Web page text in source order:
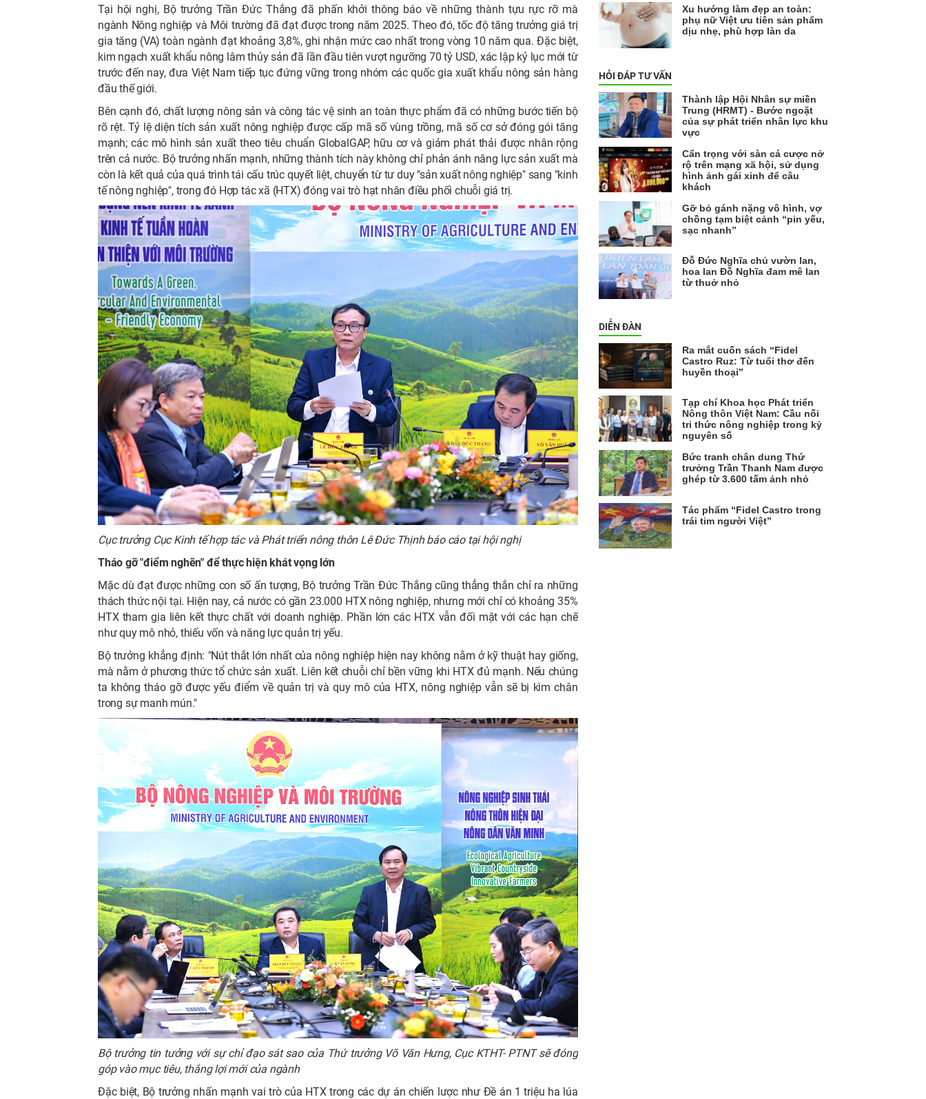
Tại hội nghị, Bộ trưởng Trần Đức Thắng đã phấn khởi thông báo về những thành tựu rực rỡ mà
ngành Nông nghiệp và Môi trường đã đạt được trong năm 2025. Theo đó, tốc độ tăng trưởng giá trị
gia tăng (VA) toàn ngành đạt khoảng 3,8%, ghi nhận mức cao nhất trong vòng 10 năm qua. Đặc biệt,
kim ngạch xuất khẩu nông lâm thủy sản đã lần đầu tiên vượt ngưỡng 70 tỷ USD, xác lập kỷ lục mới từ
trước đến nay, đưa Việt Nam tiếp tục đứng vững trong nhóm các quốc gia xuất khẩu nông sản hàng
đầu thế giới.
Bên cạnh đó, chất lượng nông sản và công tác vệ sinh an toàn thực phẩm đã có những bước tiến bộ
rõ rệt. Tỷ lệ diện tích sản xuất nông nghiệp được cấp mã số vùng trồng, mã số cơ sở đóng gói tăng
mạnh; các mô hình sản xuất theo tiêu chuẩn GlobalGAP, hữu cơ và giảm phát thải được nhân rộng
trên cả nước. Bộ trưởng nhấn mạnh, những thành tích này không chỉ phản ánh năng lực sản xuất mà
còn là kết quả của quá trình tái cấu trúc quyết liệt, chuyển từ tư duy "sản xuất nông nghiệp" sang "kinh
tế nông nghiệp", trong đó Hợp tác xã (HTX) đóng vai trò hạt nhân điều phối chuỗi giá trị.
Cục trưởng Cục Kinh tế hợp tác và Phát triển nông thôn Lê Đức Thịnh báo cáo tại hội nghị
Tháo gỡ "điểm nghẽn" để thực hiện khát vọng lớn
Mặc dù đạt được những con số ấn tượng, Bộ trưởng Trần Đức Thắng cũng thẳng thắn chỉ ra những
thách thức nội tại. Hiện nay, cả nước có gần 23.000 HTX nông nghiệp, nhưng mới chỉ có khoảng 35%
HTX tham gia liên kết thực chất với doanh nghiệp. Phần lớn các HTX vẫn đối mặt với các hạn chế
như quy mô nhỏ, thiếu vốn và năng lực quản trị yếu.
Bộ trưởng khẳng định: "Nút thắt lớn nhất của nông nghiệp hiện nay không nằm ở kỹ thuật hay giống,
mà nằm ở phương thức tổ chức sản xuất. Liên kết chuỗi chỉ bền vững khi HTX đủ mạnh. Nếu chúng
ta không tháo gỡ được yếu điểm về quản trị và quy mô của HTX, nông nghiệp vẫn sẽ bị kìm chân
trong sự manh mún."
Bộ trưởng tin tưởng với sự chỉ đạo sát sao của Thứ trưởng Võ Văn Hưng, Cục KTHT- PTNT sẽ đóng
góp vào mục tiêu, thắng lợi mới của ngành
Đặc biệt, Bộ trưởng nhấn mạnh vai trò của HTX trong các dự án chiến lược như Đề án 1 triệu ha lúa
Xu hướng làm đẹp an toàn:
phụ nữ Việt ưu tiên sản phẩm
dịu nhẹ, phù hợp làn da
HỎI ĐÁP TƯ VẤN
Thành lập Hội Nhân sự miền
Trung (HRMT) - Bước ngoặt
của sự phát triển nhân lực khu
vực
Cẩn trọng với sàn cá cược nở
rộ trên mạng xã hội, sử dụng
hình ảnh gái xinh để câu
khách
Gỡ bỏ gánh nặng vô hình, vợ
chồng tạm biệt cảnh “pin yếu,
sạc nhanh”
Đỗ Đức Nghĩa chủ vườn lan,
hoa lan Đỗ Nghĩa đam mê lan
từ thuở nhỏ
DIỄN ĐÀN
Ra mắt cuốn sách “Fidel
Castro Ruz: Từ tuổi thơ đến
huyền thoại”
Tạp chí Khoa học Phát triển
Nông thôn Việt Nam: Cầu nối
tri thức nông nghiệp trong kỷ
nguyên số
Bức tranh chân dung Thứ
trưởng Trần Thanh Nam được
ghép từ 3.600 tấm ảnh nhỏ
Tác phẩm “Fidel Castro trong
trái tim người Việt”